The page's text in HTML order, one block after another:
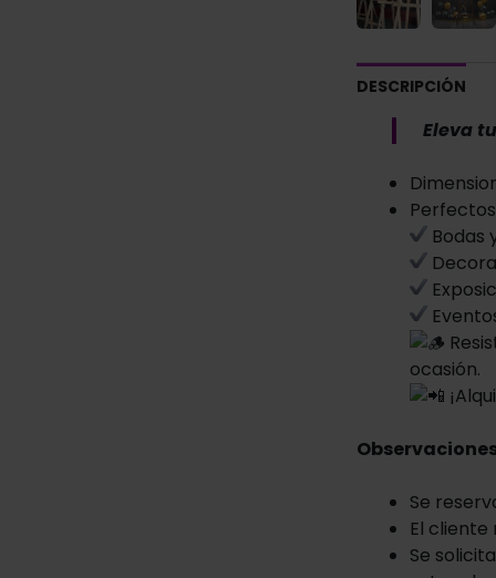
DESCRIPCIÓN
Eleva
Bodas
ocasión.
Se
El
Se